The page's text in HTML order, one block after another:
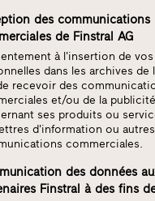
des communications
de Finstral AG
à l'insertion de
dans les archives de
recevoir des
et/ou de la
ses produits ou
d'information ou autres
commerciales.
des données
Finstral à des fins